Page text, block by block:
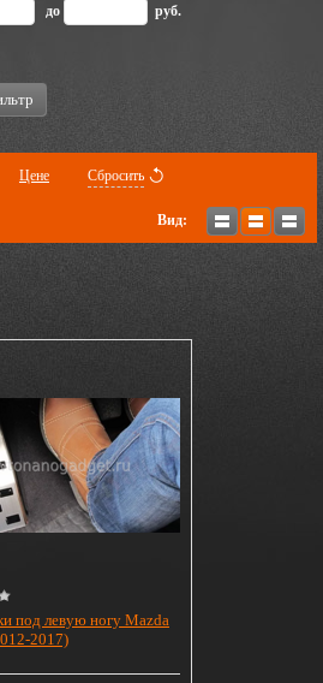
до руб.
Цене Сбросить
Вид:
под левую ногу Mazda
2017)